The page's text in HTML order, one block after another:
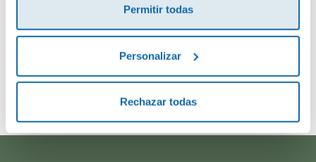
Permitir todas
Personalizar
Rechazar todas
Envía tu opinión